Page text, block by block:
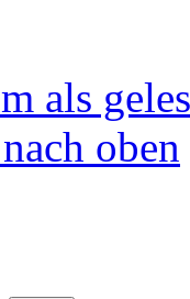
als
oben